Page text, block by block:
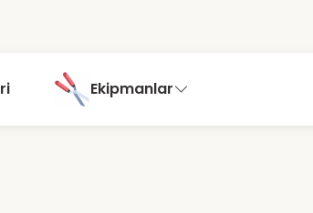
Ekipmanlar